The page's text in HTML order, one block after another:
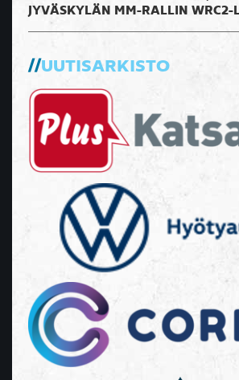
JYVÄSKYLÄN MM-RALLIN WRC2-
UUTISARKISTO